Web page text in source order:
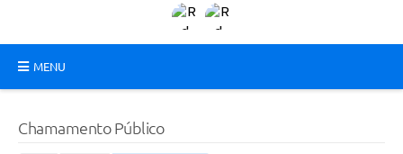
MENU
Chamamento Público